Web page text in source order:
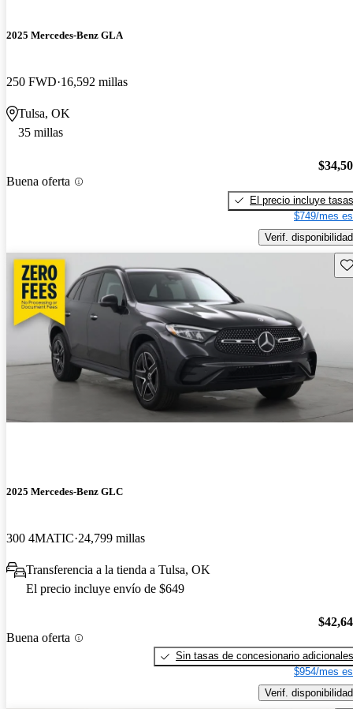
2025 Mercedes-Benz GLA
250 FWD 16,592 millas
Tulsa, OK
35 millas
Buena oferta
El precio incluye tasas
$749/mes
Verif. disponibilidad
2025 Mercedes-Benz GLC
300 4MATIC 24,799 millas
Transferencia a la tienda a Tulsa, OK
El precio incluye envío de $649
Buena oferta
Sin tasas de concesionario adicionales
$954/mes
Verif. disponibilidad